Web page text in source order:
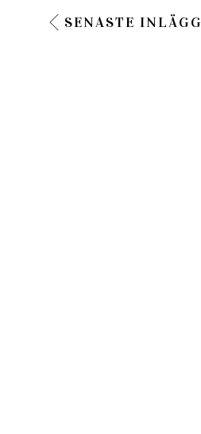
SENASTE INLÄGG